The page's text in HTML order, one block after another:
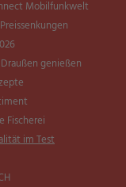
Mobilfunkwelt
genießen
Fischerei
im Test